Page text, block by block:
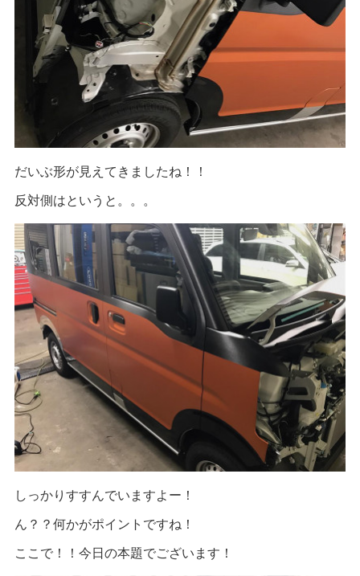
だいぶ形が見えてきましたね！！
反対側はというと。。。
しっかりすすんでいますよー！
ん？？何かがポイントですね！
ここで！！今日の本題でございます！